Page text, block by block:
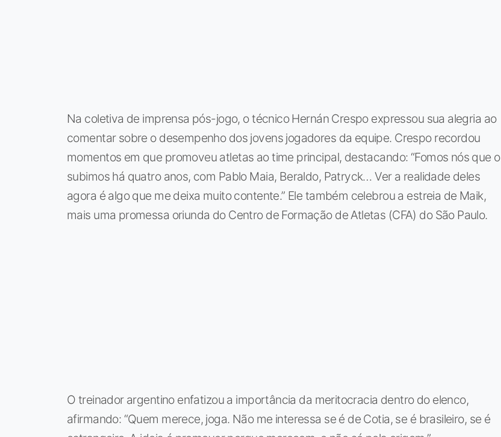
Na coletiva de imprensa pós-jogo, o técnico Hernán Crespo expressou sua alegria ao
comentar sobre o desempenho dos jovens jogadores da equipe. Crespo recordou
momentos em que promoveu atletas ao time principal, destacando: “Fomos nós que o
subimos há quatro anos, com Pablo Maia, Beraldo, Patryck… Ver a realidade deles
agora é algo que me deixa muito contente.” Ele também celebrou a estreia de Maik,
mais uma promessa oriunda do Centro de Formação de Atletas (CFA) do São Paulo.
O treinador argentino enfatizou a importância da meritocracia dentro do elenco,
afirmando: “Quem merece, joga. Não me interessa se é de Cotia, se é brasileiro, se é